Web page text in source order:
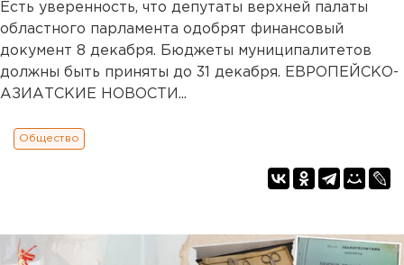
Есть уверенность, что депутаты верхней палаты
областного парламента одобрят финансовый
документ 8 декабря. Бюджеты муниципалитетов
должны быть приняты до 31 декабря. ЕВРОПЕЙСКО-
АЗИАТСКИЕ НОВОСТИ...
Общество